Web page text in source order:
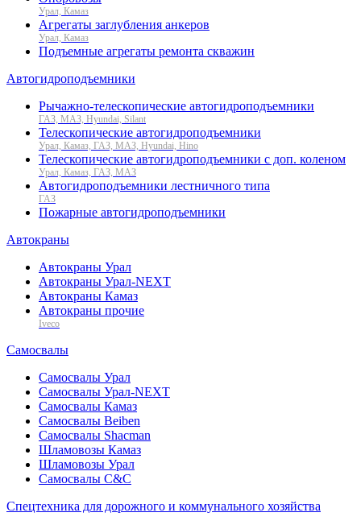
Урал, Камаз
Агрегаты заглубления анкеров
Урал, Камаз
Подъемные агрегаты ремонта скважин
Автогидроподъемники
Рычажно-телескопические автогидроподъемники
ГАЗ, МАЗ, Hyundai, Silant
Телескопические автогидроподъемники
Урал, Камаз, ГАЗ, МАЗ, Hyundai, Hino
Телескопические автогидроподъемники с доп. коленом
Урал, Камаз, ГАЗ, МАЗ
Автогидроподъемники лестничного типа
ГАЗ
Пожарные автогидроподъемники
Автокраны
Автокраны Урал
Автокраны Урал-NEXT
Автокраны Камаз
Автокраны прочие
Iveco
Самосвалы
Самосвалы Урал
Самосвалы Урал-NEXT
Самосвалы Камаз
Самосвалы Beiben
Самосвалы Shacman
Шламовозы Камаз
Шламовозы Урал
Самосвалы C&C
Спецтехника для дорожного и коммунального хозяйства